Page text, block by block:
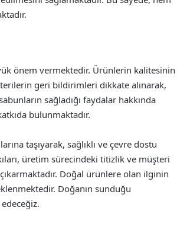
önem vermektedir. Ürünlerin kalitesinin
geri bildirimleri dikkate alınarak,
sağladığı faydalar hakkında
bulunmaktadır.
taşıyarak, sağlıklı ve çevre dostu
üretim sürecindeki titizlik ve müşteri
Doğal ürünlere olan ilginin
Doğanın sunduğu